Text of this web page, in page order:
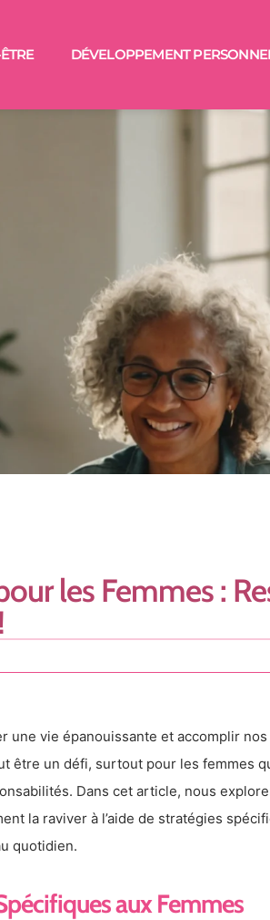
DÉVELOPPEMENT
les Femmes :
une vie épanouissante et accomplir
être un défi, surtout pour les femmes
Dans cet article, nous
la raviver à l’aide de stratégies
quotidien.
aux Femmes